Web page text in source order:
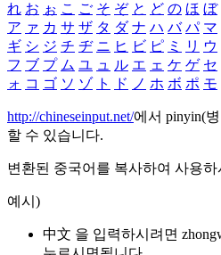
れ お ぉ こ ご そ ぞ と ど の ほ ぼ
ア ァ カ サ ザ タ ダ ナ ハ バ パ マ
ギ シ ジ チ ヂ ニ ヒ ビ ピ ミ リ ウ
フ ブ プ ム ユ ュ ル エ ェ ケ ゲ セ
ォ コ ゴ ソ ゾ ト ド ノ ホ ボ ポ モ
http://chineseinput.net/에서 pinyin(
할 수 있습니다.
변환된 중국어를 복사하여 사용하
예시)
中文 을 입력하시려면